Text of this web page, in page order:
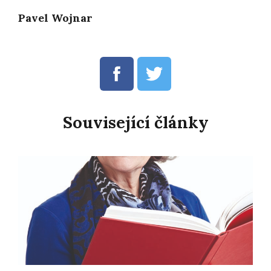
Pavel Wojnar
Související články